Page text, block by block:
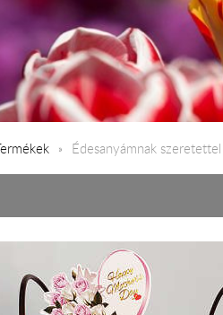
Édesanyámnak szeretettel